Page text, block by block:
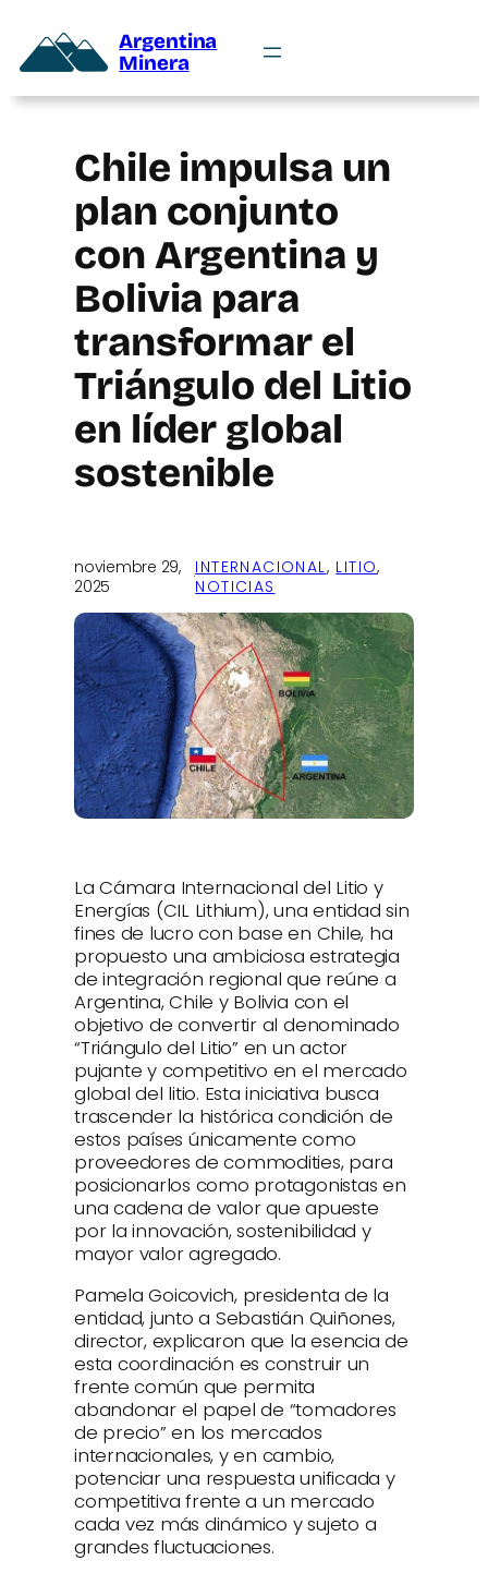
Argentina
Minera
Chile impulsa un
plan conjunto
con Argentina y
Bolivia para
transformar el
Triángulo del Litio
en líder global
sostenible
noviembre 29,
2025
·INTERNACIONAL, LITIO
NOTICIAS
La Cámara Internacional del Litio y
Energías (CIL Lithium), una entidad sin
fines de lucro con base en Chile, ha
propuesto una ambiciosa estrategia
de integración regional que reúne a
Argentina, Chile y Bolivia con el
objetivo de convertir al denominado
“Triángulo del Litio” en un actor
pujante y competitivo en el mercado
global del litio. Esta iniciativa busca
trascender la histórica condición de
estos países únicamente como
proveedores de commodities, para
posicionarlos como protagonistas en
una cadena de valor que apueste
por la innovación, sostenibilidad y
mayor valor agregado.
Pamela Goicovich, presidenta de la
entidad, junto a Sebastián Quiñones,
director, explicaron que la esencia de
esta coordinación es construir un
frente común que permita
abandonar el papel de “tomadores
de precio” en los mercados
internacionales, y en cambio,
potenciar una respuesta unificada y
competitiva frente a un mercado
cada vez más dinámico y sujeto a
grandes fluctuaciones.